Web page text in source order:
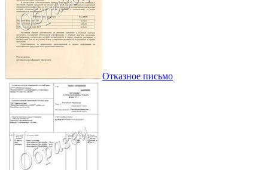
Отказное письмо